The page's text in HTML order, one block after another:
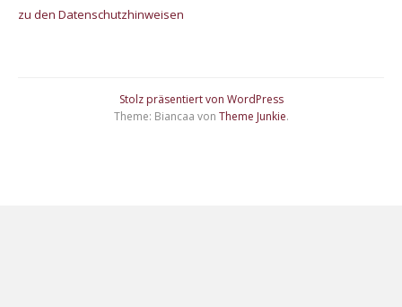
zu den Datenschutzhinweisen
Stolz präsentiert von WordPress
Theme: Biancaa von Theme Junkie.